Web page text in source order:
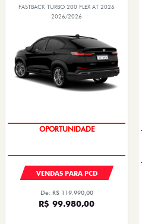
FASTBACK TURBO 200 FLEX AT 2026
2026/2026
OPORTUNIDADE
VENDAS PARA PCD
De: R$ 119.990,00
R$ 99.980,00